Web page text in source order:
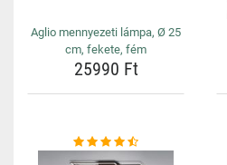
Aglio mennyezeti lámpa, Ø 25
cm, fekete, fém
25990 Ft